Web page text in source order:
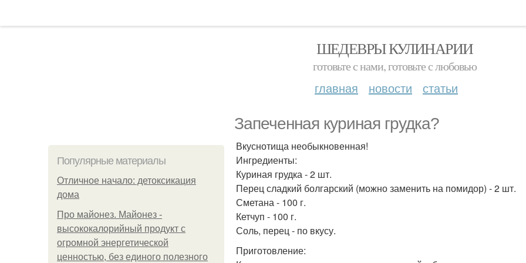
ШЕДЕВРЫ КУЛИНАРИИ
готовьте с нами, готовьте с любовью
главная новости статьи
Запеченная куриная грудка?
Популярные материалы
Отличное начало: детоксикация
дома
Про майонез. Майонез -
высококалорийный продукт с
огромной энергетической
ценностью, без единого полезного
Вкуснотища необыкновенная!
Ингредиенты:
Куриная грудка - 2 шт.
Перец сладкий болгарский (можно заменить на помидор) - 2 шт.
Сметана - 100 г.
Кетчуп - 100 г.
Соль, перец - по вкусу.
Приготовление: